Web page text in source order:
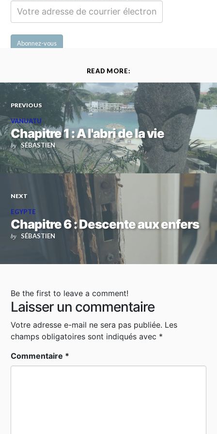
READ MORE:
PREVIOUS
VANUATU
Chapitre 1 : A l'abri de la vie
by SÉBASTIEN
NEXT
EGYPTE
Chapitre 6 : Descente aux enfers
by SÉBASTIEN
Be the first to leave a comment!
Laisser un commentaire
Votre adresse e-mail ne sera pas publiée. Les
champs obligatoires sont indiqués avec *
Commentaire *